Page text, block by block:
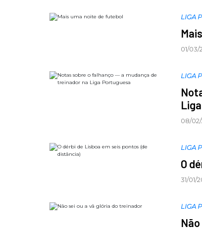
LIGA
01/03/
LIGA
08/02/
LIGA
O
31/01/
LIGA